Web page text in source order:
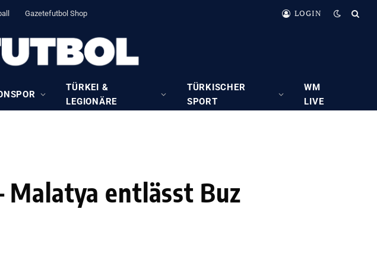
Gazetefutbol Shop LOGIN
TÜRKEI &
LEGIONÄRE
TÜRKISCHER
SPORT
WM
LIVE
Malatya entlässt Buz